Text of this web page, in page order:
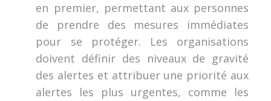
en premier, permettant aux personnes
de prendre des mesures immédiates
pour se protéger. Les organisations
doivent définir des niveaux de gravité
des alertes et attribuer une priorité aux
alertes les plus urgentes, comme les